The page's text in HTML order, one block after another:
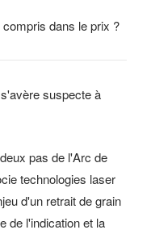
dans le prix ?
suspecte à
pas de l'Arc de
technologies laser
d'un retrait de grain
de l'indication et la